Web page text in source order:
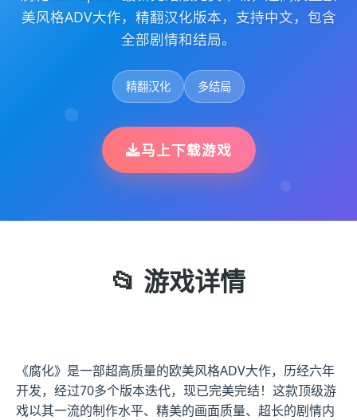
美风格ADV大作，精翻汉化版本，支持中文，包含
全部剧情和结局。
精翻汉化 多结局
马上下载游戏
📂 游戏详情
《腐化》是一部超高质量的欧美风格ADV大作，历经六年
开发，经过70多个版本迭代，现已完美完结！这款顶级游
戏以其一流的制作水平、精美的画面质量、超长的剧情内